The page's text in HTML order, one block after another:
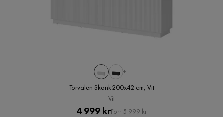
+1
Torvalen Skänk 200x42 cm, Vit
Vit
Pris
4 999 krOriginal
Förr 5 999 kr